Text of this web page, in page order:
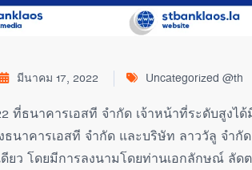
มีนาคม 17, 2022 Uncategorized @th
ที่ธนาคารเอสที จำกัด เจ้าหน้าที่ระดับสูง
นาคารเอสที จำกัด และบริษัท ลาววัลู จำกั
ยว โดยมีการลงนามโดยท่านเอกลักษณ์ ลัด